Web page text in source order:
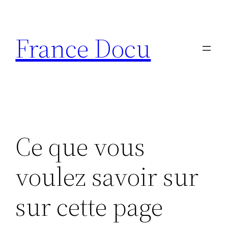
contenu
France Docu
Ce que vous
voulez savoir sur
sur cette page